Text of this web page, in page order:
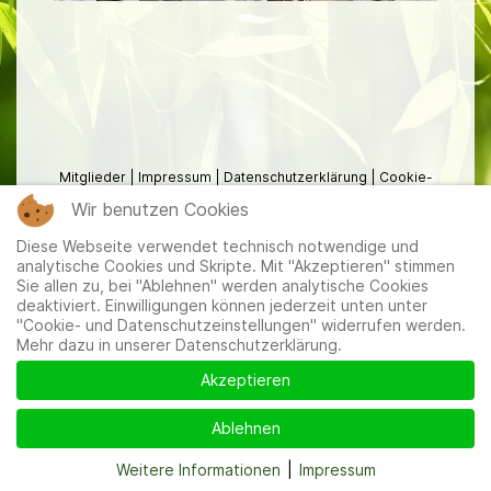
Mitglieder Impressum Datenschutzerklärung
Cookie-
Wir benutzen Cookies
Diese Webseite verwendet technisch notwendige und
analytische Cookies und Skripte. Mit "Akzeptieren" stimmen
Sie allen zu, bei "Ablehnen" werden analytische Cookies
deaktiviert. Einwilligungen können jederzeit unten unter
"Cookie- und Datenschutzeinstellungen" widerrufen werden.
Mehr dazu in unserer Datenschutzerklärung.
Akzeptieren
Ablehnen
Weitere Informationen Impressum